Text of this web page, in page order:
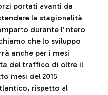
portati avanti da
la stagionalità
durante l’intero
che lo sviluppo
anche per i mesi
del traffico di oltre il
mesi del 2015
rispetto al